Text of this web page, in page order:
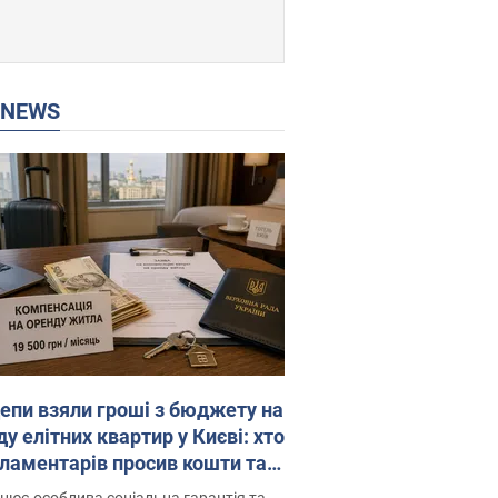
NEWS
взяли гроші з бюджету на
елітних квартир у Києві: хто
просив кошти та